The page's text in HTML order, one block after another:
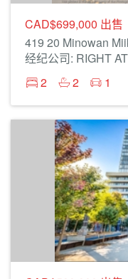
CAD$699,000 出售
419 20 Minowan
经纪公司: RIGHT
2
2 1